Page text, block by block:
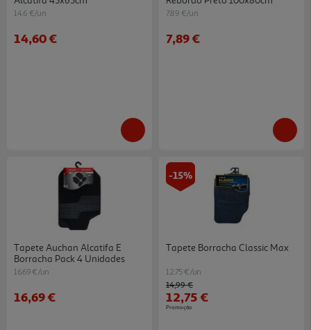
14.6 €/un
14,60 €
7.89 €/un
7,89 €
Tapete Auchan Alcatifa E
Borracha Pack 4 Unidades
16.69 €/un
16,69 €
-15%
Tapete Borracha Classic Max
12.75 €/un
Price reduced from
14,99 €to
12,75 €
Promoção